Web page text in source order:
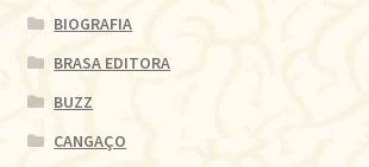
BIOGRAFIA
BRASA EDITORA
BUZZ
CANGAÇO